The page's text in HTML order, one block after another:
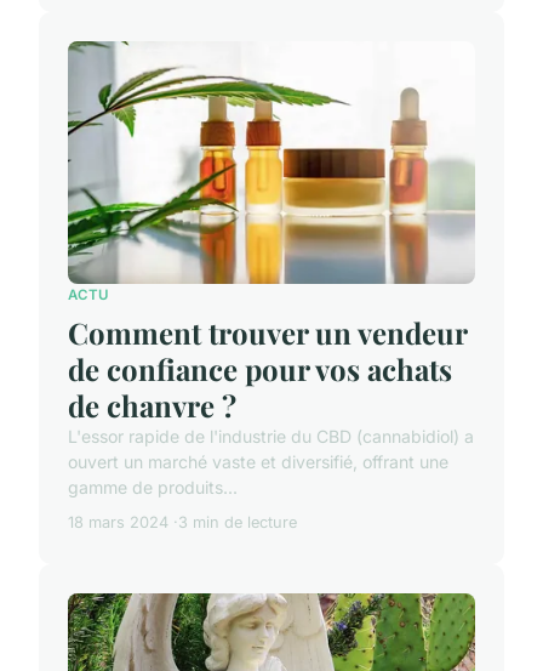
ACTU
Comment trouver un vendeur
de confiance pour vos achats
de chanvre ?
L'essor rapide de l'industrie du CBD (cannabidiol) a
ouvert un marché vaste et diversifié, offrant une
gamme de produits...
18 mars 2024 3 min de lecture